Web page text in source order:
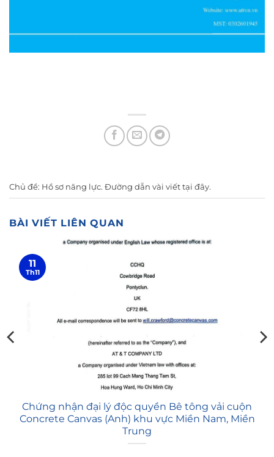
Chủ đề: Hồ sơ năng lực. Đường dẫn vài viết tại đây.
BÀI VIẾT LIÊN QUAN
Chứng nhận đại lý độc quyền Bê tông vải cuộn
Concrete Canvas (Anh) khu vực Miền Nam, Miền
Trung
11
Th11